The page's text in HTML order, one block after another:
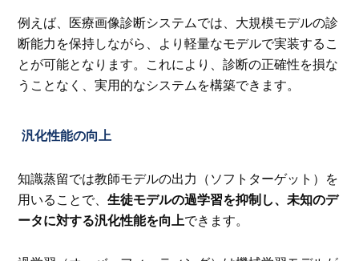
例えば、医療画像診断システムでは、大規模モデルの診
断能力を保持しながら、より軽量なモデルで実装するこ
とが可能となります。これにより、診断の正確性を損な
うことなく、実用的なシステムを構築できます。
汎化性能の向上
知識蒸留では教師モデルの出力（ソフトターゲット）を
用いることで、生徒モデルの過学習を抑制し、未知のデ
ータに対する汎化性能を向上できます。